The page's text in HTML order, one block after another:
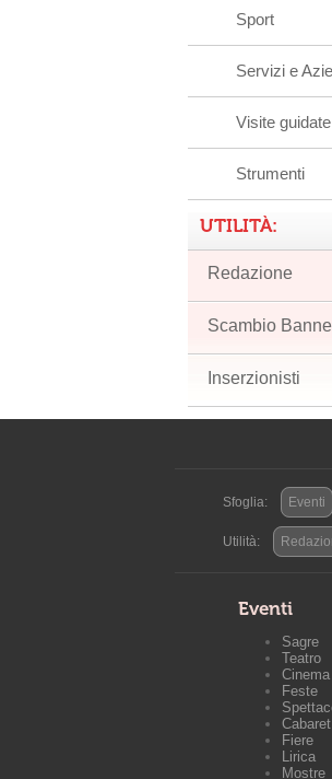
Sport
Servizi e
Visite guidate
Strumenti
UTILITÀ:
Redazione
Scambio
Inserzionisti
Sfoglia: Eventi
Utilità:
Eventi
Sagre
Teatro
Cinema
Feste
Cabaret
Fiere
Lirica
Mostre